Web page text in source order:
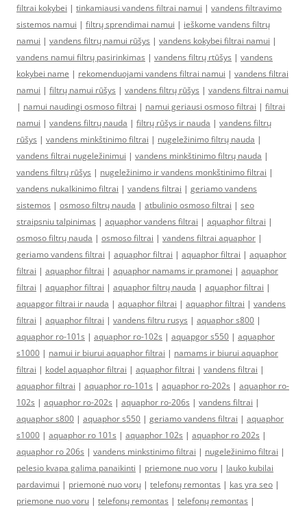
filtrai kokybei | tinkamiausi vandens filtrai namui | vandens filtravimo
sistemos namui | filtrų sprendimai namui | ieškome vandens filtrų
namui | vandens filtrų namui rūšys | vandens kokybei filtrai namui |
vandens namui filtrų pasirinkimas | vandens filtrų rtūšys | vandens
kokybei name | rekomenduojami vandens filtrai namui | vandens filtrai
namui | filtrų namui rūšys | vandens filtrų rūšys | vandens filtrai namui
| namui naudingi osmoso filtrai | namui geriausi osmoso filtrai | filtrai
namui | vandens filtrų nauda | filtrų rūšys ir nauda | vandens filtrų
rūšys | vandens minkštinimo filtrai | nugeležinimo filtrų nauda |
vandens filtrai nugeležinimui | vandens minkštinimo filtrų nauda |
vandens filtrų rūšys | nugeležinimo ir vandens monkštinimo filtrai |
vandens nukalkinimo filtrai | vandens filtrai | geriamo vandens
sistemos | osmoso filtrų nauda | atbulinio osmoso filtrai | seo
straipsniu talpinimas | aquaphor vandens filtrai | aquaphor filtrai |
osmoso filtrų nauda | osmoso filtrai | vandens filtrai aquaphor |
geriamo vandens filtrai | aquaphor filtrai | aquaphor filtrai | aquaphor
filtrai | aquaphor filtrai | aquaphor namams ir pramonei | aquaphor
filtrai | aquaphor filtrai | aquaphor filtrų nauda | aquaphor filtrai |
aquapgor filtrai ir nauda | aquaphor filtrai | aquaphor filtrai | vandens
filtrai | aquaphor filtrai | vandens filtru rusys | aquaphor s800 |
aquaphor ro-101s | aquaphor ro-102s | aquapgor s550 | aquaphor
s1000 | namui ir biurui aquaphor filtrai | namams ir biurui aquaphor
filtrai | kodel aquaphor filtrai | aquaphor filtrai | vandens filtrai |
aquaphor filtrai | aquaphor ro-101s | aquaphor ro-202s | aquaphor ro-
102s | aquaphor ro-202s | aquaphor ro-206s | vandens filtrai |
aquaphor s800 | aquaphor s550 | geriamo vandens filtrai | aquaphor
s1000 | aquaphor ro 101s | aquaphor 102s | aquaphor ro 202s |
aquaphor ro 206s | vandens minkstinimo filtrai | nugeležinimo filtrai |
pelesio kvapa galima panaikinti | priemone nuo voru | lauko kubilai
pardavimui | priemonė nuo vorų | telefonų remontas | kas yra seo |
priemone nuo voru | telefonų remontas | telefonų remontas |